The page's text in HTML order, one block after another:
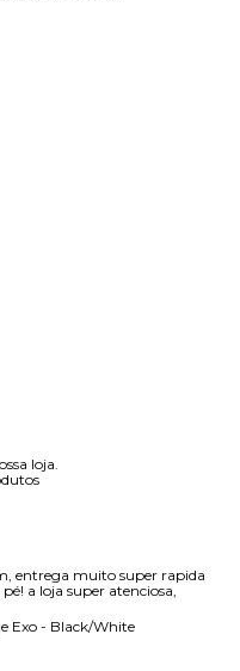
loja.
entrega muito super rapida
a loja super atenciosa,
Exo - Black/White